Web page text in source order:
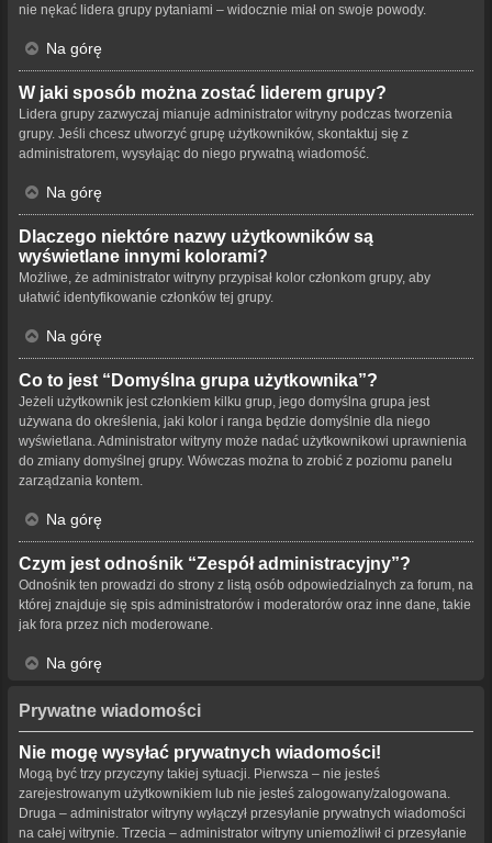
nie nękać lidera grupy pytaniami – widocznie miał on swoje powody.
Na górę
W jaki sposób można zostać liderem grupy?
Lidera grupy zazwyczaj mianuje administrator witryny podczas tworzenia
grupy. Jeśli chcesz utworzyć grupę użytkowników, skontaktuj się z
administratorem, wysyłając do niego prywatną wiadomość.
Na górę
Dlaczego niektóre nazwy użytkowników są
wyświetlane innymi kolorami?
Możliwe, że administrator witryny przypisał kolor członkom grupy, aby
ułatwić identyfikowanie członków tej grupy.
Na górę
Co to jest “Domyślna grupa użytkownika”?
Jeżeli użytkownik jest członkiem kilku grup, jego domyślna grupa jest
używana do określenia, jaki kolor i ranga będzie domyślnie dla niego
wyświetlana. Administrator witryny może nadać użytkownikowi uprawnienia
do zmiany domyślnej grupy. Wówczas można to zrobić z poziomu panelu
zarządzania kontem.
Na górę
Czym jest odnośnik “Zespół administracyjny”?
Odnośnik ten prowadzi do strony z listą osób odpowiedzialnych za forum, na
której znajduje się spis administratorów i moderatorów oraz inne dane, takie
jak fora przez nich moderowane.
Na górę
Prywatne wiadomości
Nie mogę wysyłać prywatnych wiadomości!
Mogą być trzy przyczyny takiej sytuacji. Pierwsza – nie jesteś
zarejestrowanym użytkownikiem lub nie jesteś zalogowany/zalogowana.
Druga – administrator witryny wyłączył przesyłanie prywatnych wiadomości
na całej witrynie. Trzecia – administrator witryny uniemożliwił ci przesyłanie